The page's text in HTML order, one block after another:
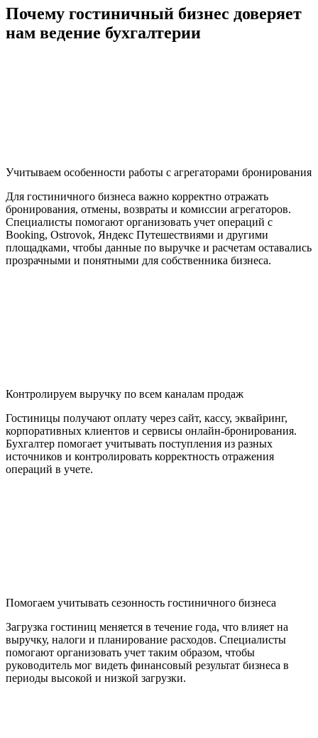
Почему гостиничный бизнес доверяет
нам ведение бухгалтерии
Учитываем особенности работы с агрегаторами бронирования
Для гостиничного бизнеса важно корректно отражать
бронирования, отмены, возвраты и комиссии агрегаторов.
Специалисты помогают организовать учет операций с
Booking, Ostrovok, Яндекс Путешествиями и другими
площадками, чтобы данные по выручке и расчетам оставались
прозрачными и понятными для собственника бизнеса.
Контролируем выручку по всем каналам продаж
Гостиницы получают оплату через сайт, кассу, эквайринг,
корпоративных клиентов и сервисы онлайн-бронирования.
Бухгалтер помогает учитывать поступления из разных
источников и контролировать корректность отражения
операций в учете.
Помогаем учитывать сезонность гостиничного бизнеса
Загрузка гостиниц меняется в течение года, что влияет на
выручку, налоги и планирование расходов. Специалисты
помогают организовать учет таким образом, чтобы
руководитель мог видеть финансовый результат бизнеса в
периоды высокой и низкой загрузки.